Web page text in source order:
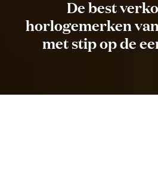
De best
horlogemerken
met stip op de